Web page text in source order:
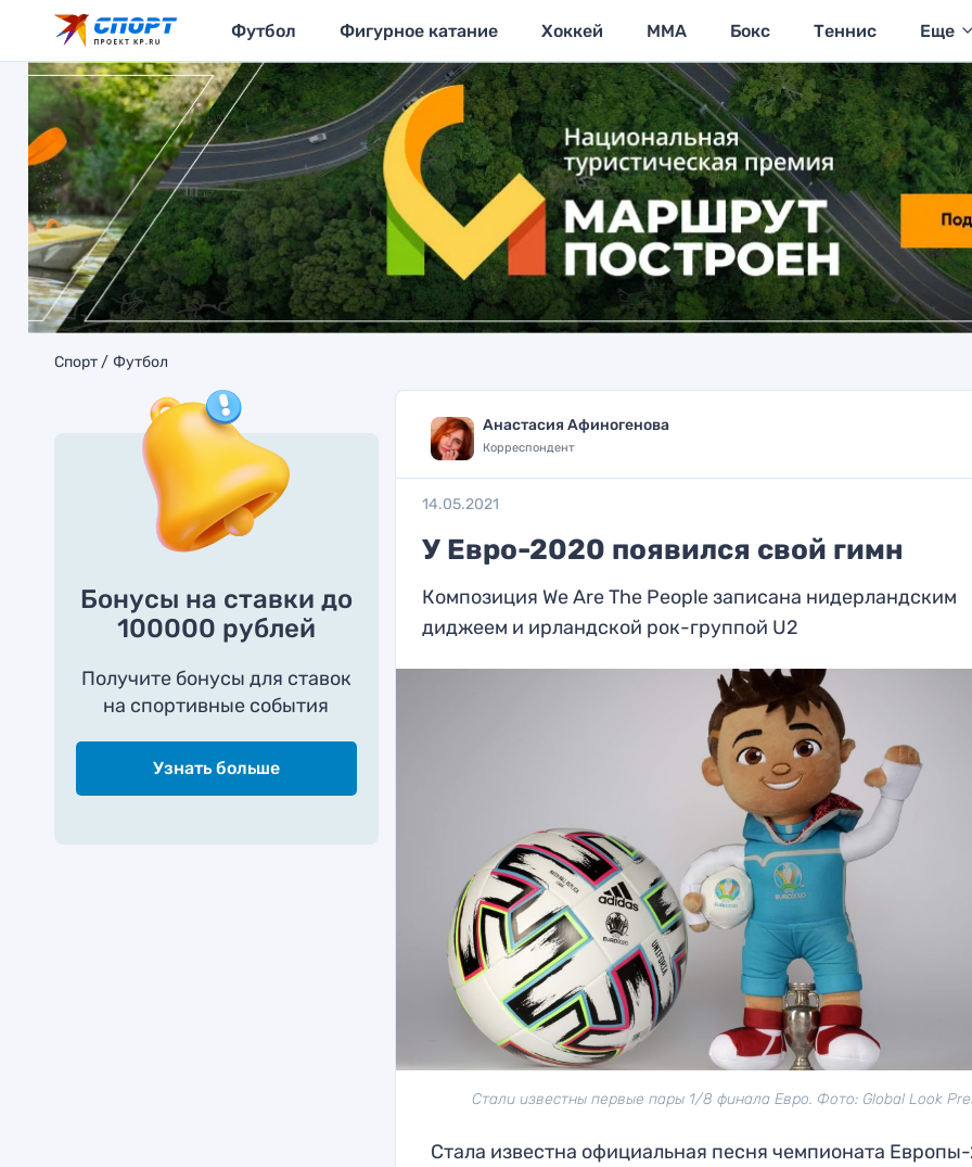
Футбол Фигурное катание Хоккей MMA Бокс Теннис Еще
Спорт Футбол
Бонусы на ставки до
100000 рублей
Получите бонусы для ставок
на спортивные события
Узнать больше
Анастасия Афиногенова
Корреспондент
14.05.2021
У Евро-2020 появился свой гимн
Композиция We Are The People записана нидерландским
диджеем и ирландской рок-группой U2
Стали известны первые пары 1/8 финала Евро. Фото: Global Look
Стала известна официальная песня чемпионата